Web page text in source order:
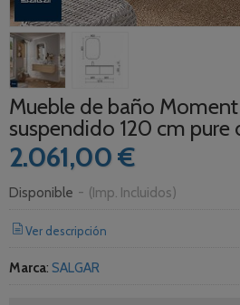
Mueble de baño
suspendido 120 cm pure
2.061,00 €
Disponible - (Imp. Incluidos)
Ver descripción
Marca: SALGAR